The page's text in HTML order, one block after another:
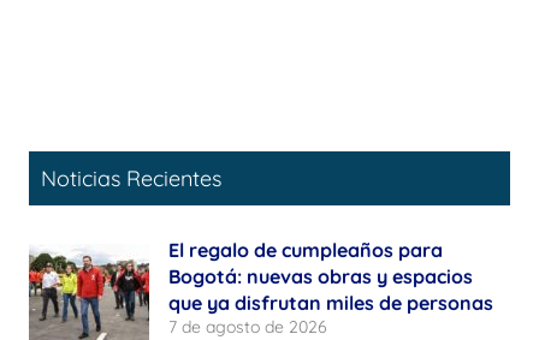
Noticias Recientes
El regalo de cumpleaños para
Bogotá: nuevas obras y espacios
que ya disfrutan miles de personas
7 de agosto de 2026